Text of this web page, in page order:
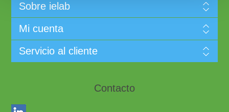
Sobre ielab
Mi cuenta
Servicio al cliente
Contacto